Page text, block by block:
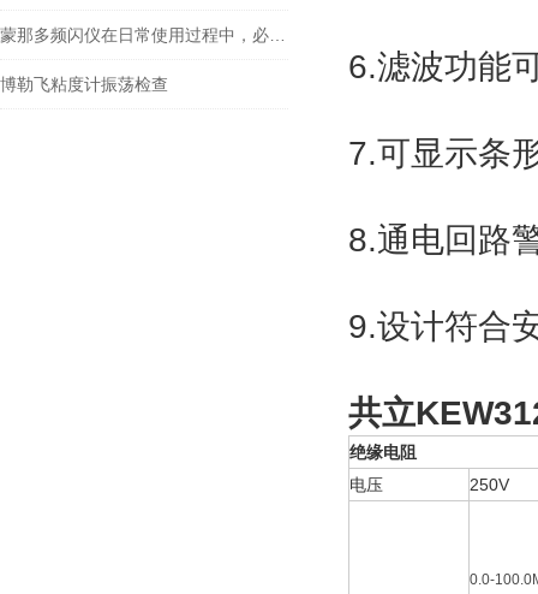
博勒飞粘度计振荡检查 6.滤波功能
7.可显示条
8.通电回路
9.设计符合
共立
绝缘电阻
电压
250V
0.0-